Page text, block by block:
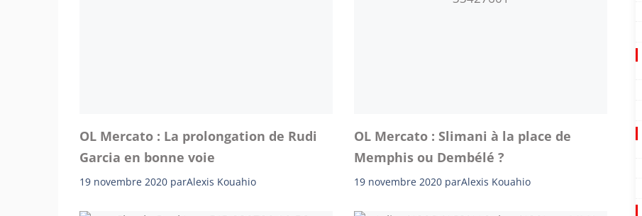
OL Mercato : La prolongation de Rudi
Garcia en bonne voie
19 novembre 2020 parAlexis Kouahio
OL Mercato : Slimani à la place de
Memphis ou Dembélé ?
19 novembre 2020 parAlexis Kouahio